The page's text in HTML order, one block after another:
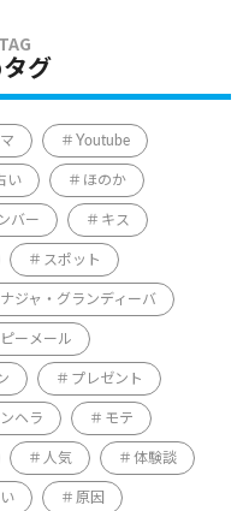
グ
Youtube
い ほのか
バー キス
スポット
ナジャ・グランディーバ
ーメール
プレゼント
ンヘラ モテ
人気 体験談
原因